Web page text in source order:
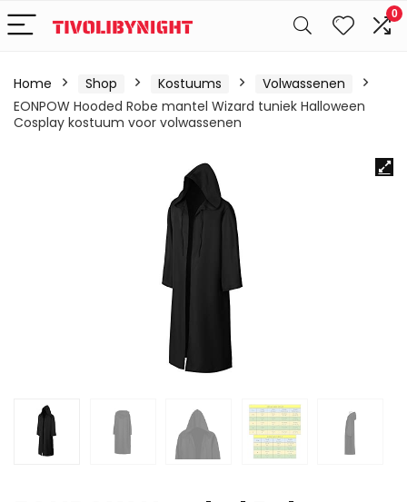
0
Home Shop Kostuums
Volwassenen
EONPOW Hooded Robe mantel Wizard tuniek Halloween
Cosplay kostuum voor volwassenen